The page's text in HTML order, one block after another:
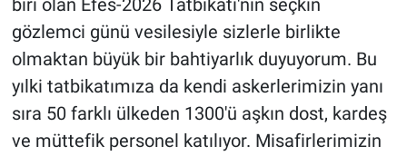
biri olan Efes-2026 Tatbikatı'nın seçkin
gözlemci günü vesilesiyle sizlerle birlikte
olmaktan büyük bir bahtiyarlık duyuyorum. Bu
yılki tatbikatımıza da kendi askerlerimizin yanı
sıra 50 farklı ülkeden 1300'ü aşkın dost, kardeş
ve müttefik personel katılıyor. Misafirlerimizin